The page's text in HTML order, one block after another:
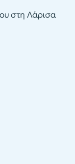
στη Λάρισα